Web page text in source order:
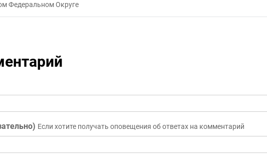
Федеральном Округе
Если хотите получать оповещения об ответах на комментарий